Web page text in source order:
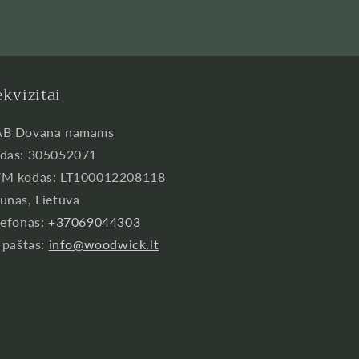
Dovana namams
305052071
kodas: LT100012208118
Lietuva
+37069044303
info@woodwick.lt